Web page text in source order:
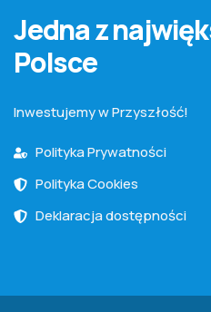
Jedna z
Polsce
Inwestujemy w Przyszłość!
Polityka Prywatności
Polityka Cookies
Deklaracja dostępności